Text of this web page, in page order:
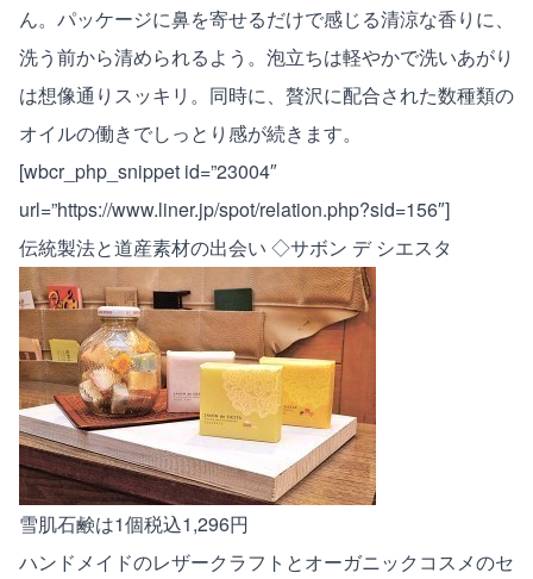
ん。パッケージに鼻を寄せるだけで感じる清涼な香りに、
洗う前から清められるよう。泡立ちは軽やかで洗いあがり
は想像通りスッキリ。同時に、贅沢に配合された数種類の
オイルの働きでしっとり感が続きます。
[wbcr_php_snippet id=”23004″
url=”https://www.liner.jp/spot/relation.php?sid=156″]
伝統製法と道産素材の出会い ◇サボン デ シエスタ
雪肌石鹸は1個税込1,296円
ハンドメイドのレザークラフトとオーガニックコスメのセ